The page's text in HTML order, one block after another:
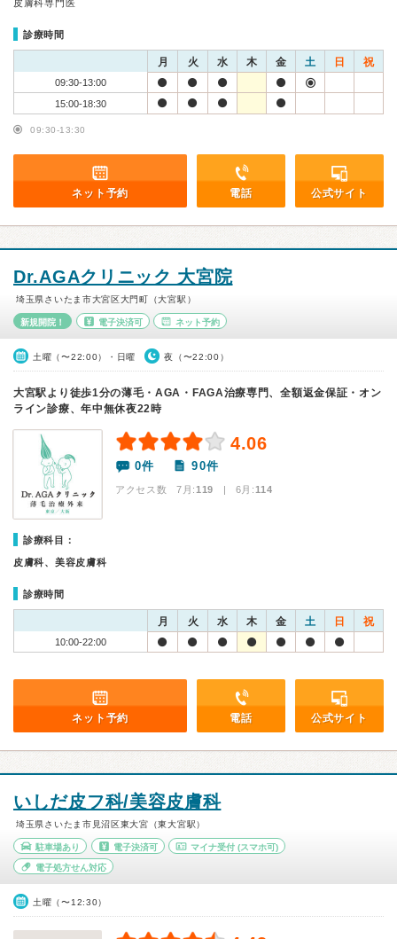
皮膚科専門医
診療時間
月 火 水 木 金 土 日 祝
09:30-13:00
15:00-18:30
09:30-13:30
ネット予約 電話 公式サイト
Dr.AGAクリニック 大宮院
埼玉県さいたま市大宮区大門町（大宮駅）
新規開院！ 電子決済可 ネット予約
土曜（〜22:00）・日曜 夜（〜22:00）
大宮駅より徒歩1分の薄毛・AGA・FAGA治療専門、全額返金保証・オン
ライン診療、年中無休夜22時
4.06
0件 90件
アクセス数 7月:119 | 6月:114
診療科目：
皮膚科、美容皮膚科
診療時間
月 火 水 木 金 土 日 祝
10:00-22:00
ネット予約 電話 公式サイト
いしだ皮フ科/美容皮膚科
埼玉県さいたま市見沼区東大宮（東大宮駅）
駐車場あり 電子決済可 マイナ受付 (スマホ可)
電子処方せん対応
土曜（〜12:30）